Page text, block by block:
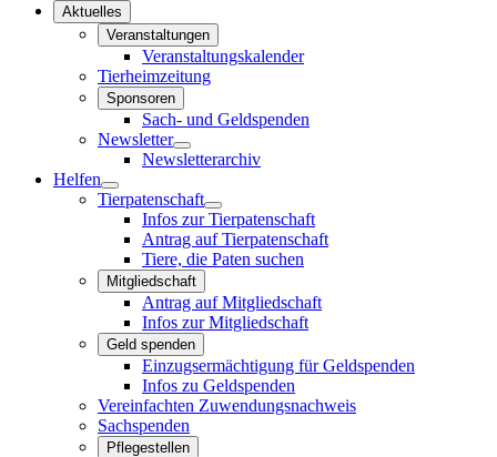
Aktuelles
Veranstaltungen
Veranstaltungskalender
Tierheimzeitung
Sponsoren
Sach- und Geldspenden
Newsletter
Newsletterarchiv
Helfen
Tierpatenschaft
Infos zur Tierpatenschaft
Antrag auf Tierpatenschaft
Tiere, die Paten suchen
Mitgliedschaft
Antrag auf Mitgliedschaft
Infos zur Mitgliedschaft
Geld spenden
Einzugsermächtigung für Geldspenden
Infos zu Geldspenden
Vereinfachten Zuwendungsnachweis
Sachspenden
Pflegestellen